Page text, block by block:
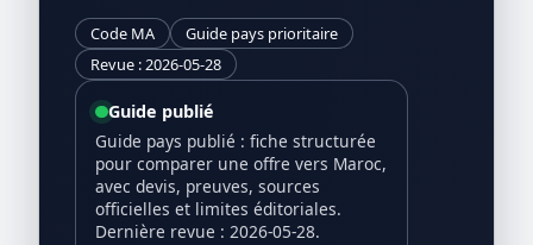
Code MA
Guide pays prioritaire
Revue : 2026-05-28
Guide publié
Guide pays publié : fiche structurée
pour comparer une offre vers Maroc,
avec devis, preuves, sources
officielles et limites éditoriales.
Dernière revue : 2026-05-28.